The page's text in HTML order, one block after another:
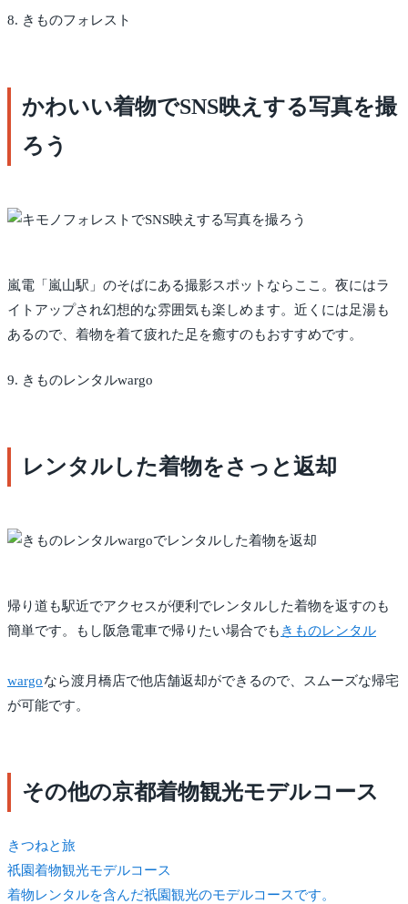
8. きものフォレスト
かわいい着物でSNS映えする写真を撮
ろう
嵐電「嵐山駅」のそばにある撮影スポットならここ。夜にはラ
イトアップされ幻想的な雰囲気も楽しめます。近くには足湯も
あるので、着物を着て疲れた足を癒すのもおすすめです。
9. きものレンタルwargo
レンタルした着物をさっと返却
帰り道も駅近でアクセスが便利でレンタルした着物を返すのも
簡単です。もし阪急電車で帰りたい場合でも きものレンタル
wargoなら渡月橋店で他店舗返却ができるので、スムーズな帰宅
が可能です。
その他の京都着物観光モデルコース
きつねと旅
祇園着物観光モデルコース
着物レンタルを含んだ祇園観光のモデルコースです。